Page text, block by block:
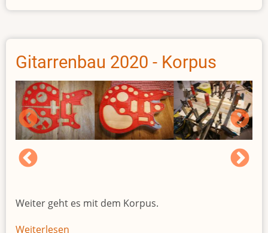
Gitarrenbau
-
Hals
Gitarrenbau 2020 - Korpus
Weiter geht es mit dem Korpus.
Weiterlesen